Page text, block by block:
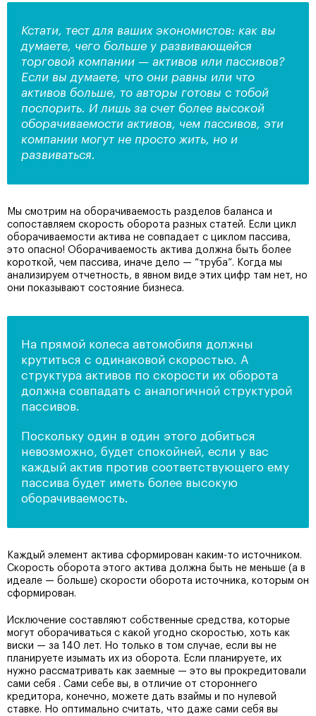
Кстати, тест для ваших экономистов: как вы
думаете, чего больше у развивающейся
торговой компании — активов или пассивов?
Если вы думаете, что они равны или что
активов больше, то авторы готовы с тобой
поспорить. И лишь за счет более высокой
оборачиваемости активов, чем пассивов, эти
компании могут не просто жить, но и
развиваться.
Мы смотрим на оборачиваемость разделов баланса и
сопоставляем скорость оборота разных статей. Если цикл
оборачиваемости актива не совпадает с циклом пассива,
это опасно! Оборачиваемость актива должна быть более
короткой, чем пассива, иначе дело — “труба”. Когда мы
анализируем отчетность, в явном виде этих цифр там нет, но
они показывают состояние бизнеса.
На прямой колеса автомобиля должны
крутиться с одинаковой скоростью. А
структура активов по скорости их оборота
должна совпадать с аналогичной структурой
пассивов.
Поскольку один в один этого добиться
невозможно, будет спокойней, если у вас
каждый актив против соответствующего ему
пассива будет иметь более высокую
оборачиваемость.
Каждый элемент актива сформирован каким-то источником.
Скорость оборота этого актива должна быть не меньше (а в
идеале — больше) скорости оборота источника, которым он
сформирован.
Исключение составляют собственные средства, которые
могут оборачиваться с какой угодно скоростью, хоть как
виски — за 140 лет. Но только в том случае, если вы не
планируете изымать их из оборота. Если планируете, их
нужно рассматривать как заемные — это вы прокредитовали
сами себя . Сами себе вы, в отличие от стороннего
кредитора, конечно, можете дать взаймы и по нулевой
ставке. Но оптимально считать, что даже сами себя вы